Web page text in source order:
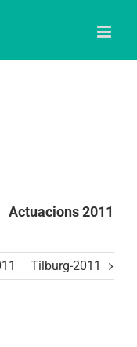
Actuacions 2011
Tilburg-2011